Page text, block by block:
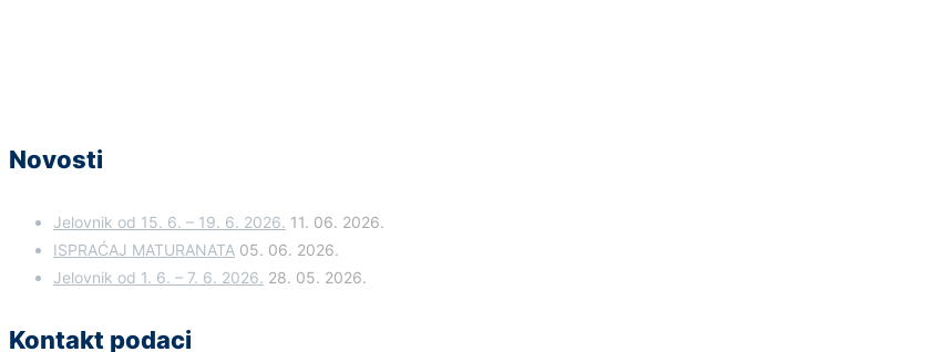
Novosti
Jelovnik od 15. 6. – 19. 6. 2026. 11. 06. 2026.
ISPRAĆAJ MATURANATA 05. 06. 2026.
Jelovnik od 1. 6. – 7. 6. 2026. 28. 05. 2026.
Kontakt podaci